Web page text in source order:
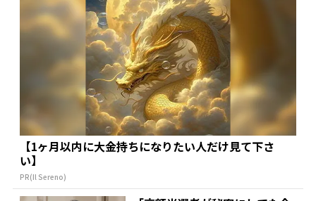
【1ヶ月以内に大金持ちになりたい人だけ見て下さ
い】
PR(Il Sereno)